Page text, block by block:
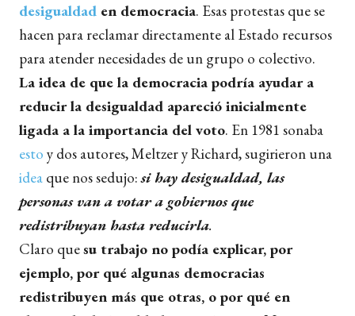
desigualdad en democracia. Esas protestas que se
hacen para reclamar directamente al Estado recursos
para atender necesidades de un grupo o colectivo.
La idea de que la democracia podría ayudar a
reducir la desigualdad apareció inicialmente
ligada a la importancia del voto. En 1981 sonaba
esto y dos autores, Meltzer y Richard, sugirieron una
idea que nos sedujo:si hay desigualdad, las
personas van a votar a gobiernos que
redistribuyan hasta reducirla.
Claro quesu trabajo no podía explicar, por
ejemplo, por qué algunas democracias
redistribuyen más que otras, o por qué en